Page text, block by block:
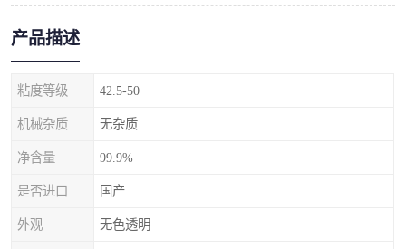
产品描述
粘度等级 42.5-50
机械杂质 无杂质
净含量 99.9%
是否进口 国产
外观 无色透明